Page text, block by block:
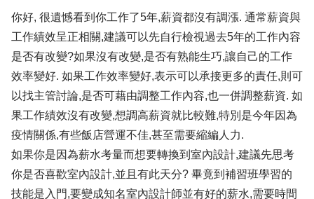
你好, 很遺憾看到你工作了5年,薪資都沒有調漲. 通常薪資與
工作績效呈正相關,建議可以先自行檢視過去5年的工作內容
是否有改變?如果沒有改變,是否有熟能生巧,讓自己的工作
效率變好. 如果工作效率變好,表示可以承接更多的責任,則可
以找主管討論,是否可藉由調整工作內容,也一併調整薪資. 如
果工作績效沒有改變,想調高薪資就比較難,特別是今年因為
疫情關係,有些飯店營運不佳,甚至需要縮編人力.
如果你是因為薪水考量而想要轉換到室內設計,建議先思考
你是否喜歡室內設計,並且有此天分? 畢竟到補習班學習的
技能是入門,要變成知名室內設計師並有好的薪水,需要時間